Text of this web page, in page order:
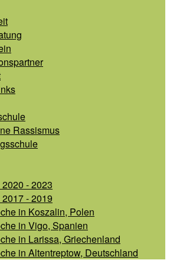
Rassismus
- 2023
- 2019
in Koszalin, Polen
in Vigo, Spanien
in Larissa, Griechenland
in Altentreptow, Deutschland